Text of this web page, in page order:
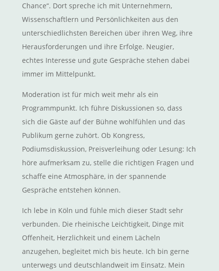
Chance“. Dort spreche ich mit Unternehmern,
Wissenschaftlern und Persönlichkeiten aus den
unterschiedlichsten Bereichen über ihren Weg, ihre
Herausforderungen und ihre Erfolge. Neugier,
echtes Interesse und gute Gespräche stehen dabei
immer im Mittelpunkt.
Moderation ist für mich weit mehr als ein
Programmpunkt. Ich führe Diskussionen so, dass
sich die Gäste auf der Bühne wohlfühlen und das
Publikum gerne zuhört. Ob Kongress,
Podiumsdiskussion, Preisverleihung oder Lesung: Ich
höre aufmerksam zu, stelle die richtigen Fragen und
schaffe eine Atmosphäre, in der spannende
Gespräche entstehen können.
Ich lebe in Köln und fühle mich dieser Stadt sehr
verbunden. Die rheinische Leichtigkeit, Dinge mit
Offenheit, Herzlichkeit und einem Lächeln
anzugehen, begleitet mich bis heute. Ich bin gerne
unterwegs und deutschlandweit im Einsatz. Mein